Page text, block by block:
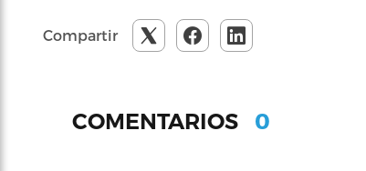
Compartir
COMENTARIOS 0